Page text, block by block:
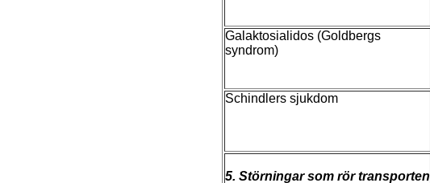
Galaktosialidos (Goldbergs
syndrom)
Schindlers sjukdom
5. Störningar som rör transporten